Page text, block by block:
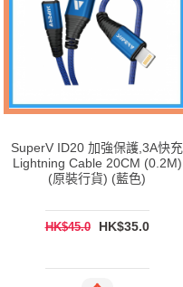
SuperV ID20 加強保護,3A快充
Lightning Cable 20CM (0.2M)
(原裝行貨) (藍色)
HK$45.0 HK$35.0